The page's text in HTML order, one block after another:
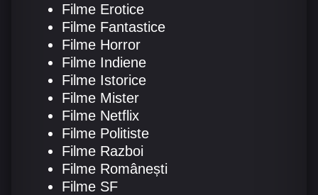
Filme Erotice
Filme Fantastice
Filme Horror
Filme Indiene
Filme Istorice
Filme Mister
Filme Netflix
Filme Politiste
Filme Razboi
Filme Românești
Filme SF